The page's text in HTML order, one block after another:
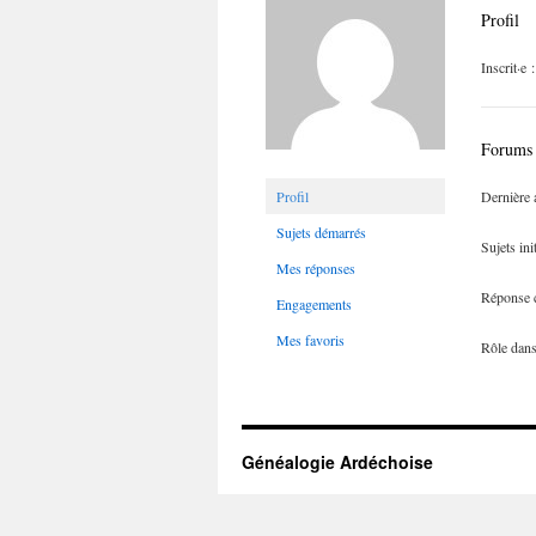
Profil
Sujets démarrés
Mes réponses
Engagements
Mes favoris
Profil
Inscrit·e
Forums
Dernière
Sujets
Réponse
Rôle
Généalogie Ardéchoise